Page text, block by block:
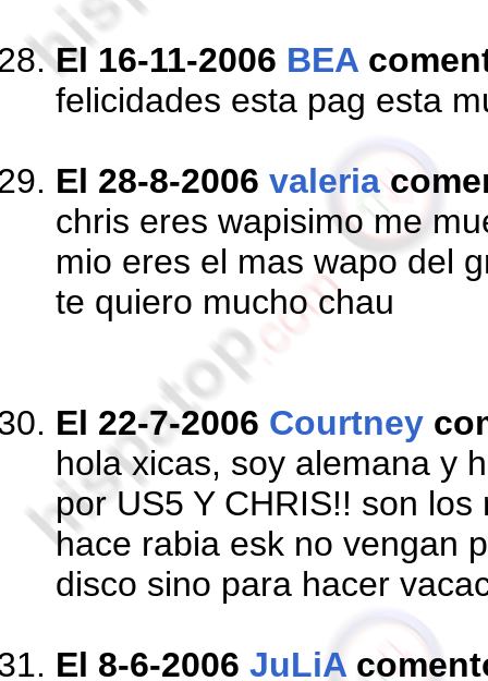
El 16-11-2006 BEA
felicidades esta pag esta
El 28-8-2006 valeria
chris eres wapisimo me
mio eres el mas wapo del
te quiero mucho chau
El 22-7-2006 Courtney
hola xicas, soy alemana y
por US5 Y CHRIS!! son
hace rabia esk no vengan
disco sino para hacer
El 8-6-2006 JuLiA